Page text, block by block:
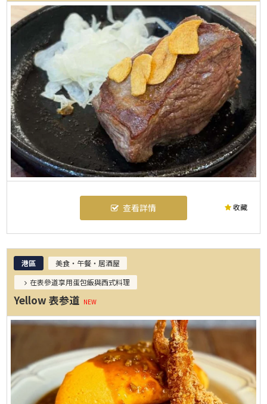
收藏
查看詳情
港區
美食・午餐・居酒屋
在表參道享用蛋包飯與西式料理
Yellow 表参道 NEW